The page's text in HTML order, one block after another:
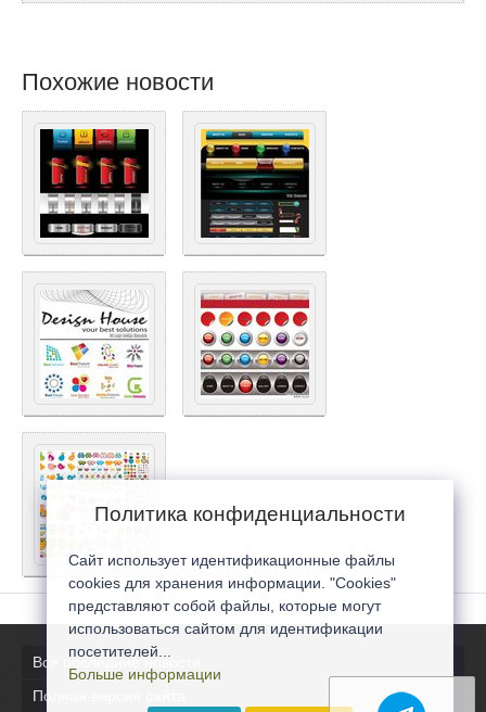
Похожие новости
Все последние новости
Полная версия сайта
Политика конфиденциальности
Сайт использует идентификационные файлы
cookies для хранения информации. "Cookies"
представляют собой файлы, которые могут
использоваться сайтом для идентификации
посетителей...
Больше информации